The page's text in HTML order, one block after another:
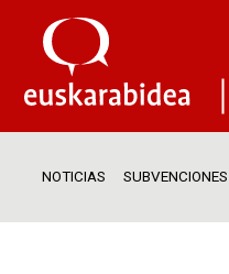
NOTICIAS SUBVENCIONES